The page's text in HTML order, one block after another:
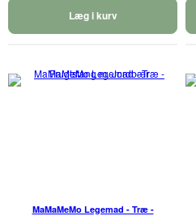
Læg i kurv
MaMaMeMo Legemad - Træ -